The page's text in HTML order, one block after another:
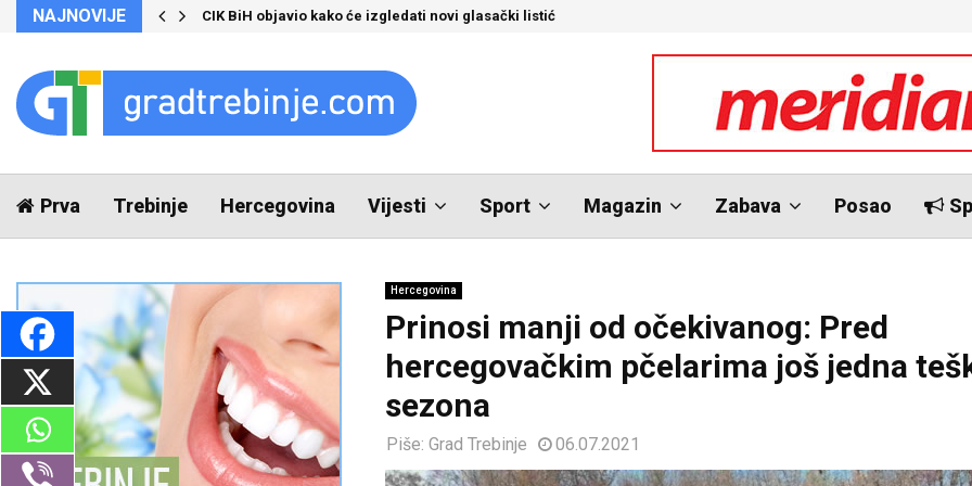
NAJNOVIJE CIK BiH objavio kako će izgledati novi glasački listić
Prva Trebinje Hercegovina Vijesti Sport Magazin Zabava Posao
Hercegovina
Prinosi manji od očekivanog: Pred
hercegovačkim pčelarima još jedna
sezona
Piše: Grad Trebinje 06.07.2021